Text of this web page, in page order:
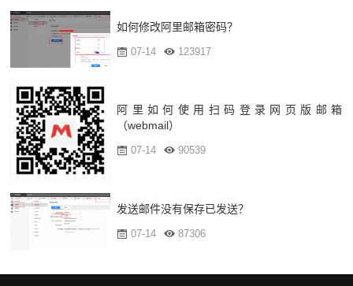
如何修改阿里邮箱密码？
07-14 123917
阿里如何使用扫码登录网页版邮箱
（webmail）
07-14 90539
发送邮件没有保存已发送？
07-14 87306